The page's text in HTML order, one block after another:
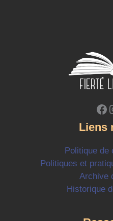
Liens
Politique de
Politiques et
Archive
Historique